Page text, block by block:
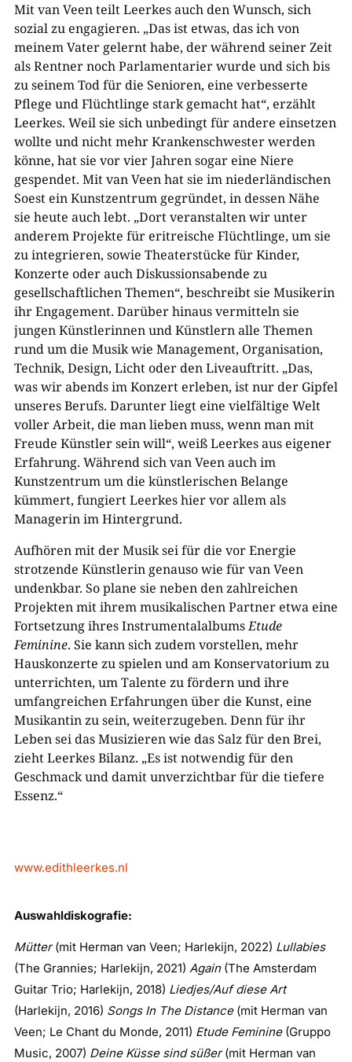
Mit van Veen teilt Leerkes auch den Wunsch, sich
sozial zu engagieren. „Das ist etwas, das ich von
meinem Vater gelernt habe, der während seiner Zeit
als Rentner noch Parlamentarier wurde und sich bis
zu seinem Tod für die Senioren, eine verbesserte
Pflege und Flüchtlinge stark gemacht hat“, erzählt
Leerkes. Weil sie sich unbedingt für andere einsetzen
wollte und nicht mehr Krankenschwester werden
könne, hat sie vor vier Jahren sogar eine Niere
gespendet. Mit van Veen hat sie im niederländischen
Soest ein Kunstzentrum gegründet, in dessen Nähe
sie heute auch lebt. „Dort veranstalten wir unter
anderem Projekte für eritreische Flüchtlinge, um sie
zu integrieren, sowie Theaterstücke für Kinder,
Konzerte oder auch Diskussionsabende zu
gesellschaftlichen Themen“, beschreibt sie Musikerin
ihr Engagement. Darüber hinaus vermitteln sie
jungen Künstlerinnen und Künstlern alle Themen
rund um die Musik wie Management, Organisation,
Technik, Design, Licht oder den Liveauftritt. „Das,
was wir abends im Konzert erleben, ist nur der Gipfel
unseres Berufs. Darunter liegt eine vielfältige Welt
voller Arbeit, die man lieben muss, wenn man mit
Freude Künstler sein will“, weiß Leerkes aus eigener
Erfahrung. Während sich van Veen auch im
Kunstzentrum um die künstlerischen Belange
kümmert, fungiert Leerkes hier vor allem als
Managerin im Hintergrund.
Aufhören mit der Musik sei für die vor Energie
strotzende Künstlerin genauso wie für van Veen
undenkbar. So plane sie neben den zahlreichen
Projekten mit ihrem musikalischen Partner etwa eine
Fortsetzung ihres InstrumentalalbumsEtude
Feminine. Sie kann sich zudem vorstellen, mehr
Hauskonzerte zu spielen und am Konservatorium zu
unterrichten, um Talente zu fördern und ihre
umfangreichen Erfahrungen über die Kunst, eine
Musikantin zu sein, weiterzugeben. Denn für ihr
Leben sei das Musizieren wie das Salz für den Brei,
zieht Leerkes Bilanz. „Es ist notwendig für den
Geschmack und damit unverzichtbar für die tiefere
Essenz.“
www.edithleerkes.nl
Auswahldiskografie:
Mütter(mit Herman van Veen; Harlekijn, 2022) Lullabies
(The Grannies; Harlekijn, 2021) Again(The Amsterdam
Guitar Trio; Harlekijn, 2018) Liedjes/Auf diese Art
(Harlekijn, 2016) Songs In The Distance(mit Herman van
Veen; Le Chant du Monde, 2011) Etude Feminine(Gruppo
Music, 2007) Deine Küsse sind süßer(mit Herman van